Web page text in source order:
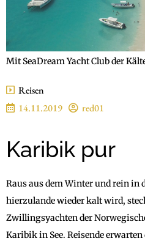
Mit SeaDream Yacht Club der
Reisen
14.11.2019
red01
Karibik pur
Raus aus dem Winter und rein in
hierzulande wieder kalt wird,
Zwillingsyachten der
Karibik in See. Reisende